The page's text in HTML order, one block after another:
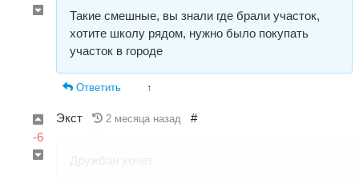
Такие смешные, вы знали где брали участок,
хотите школу рядом, нужно было покупать
участок в городе
Ответить ↑
-6
Экст 2 месяца назад #